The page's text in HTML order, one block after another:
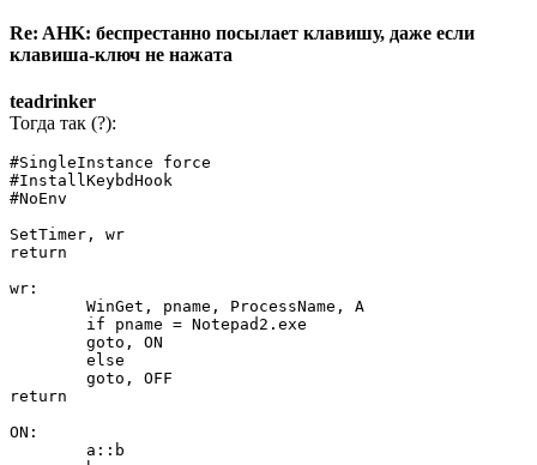
Re: AHK: беспрестанно посылает клавишу, даже если
клавиша-ключ не нажата
teadrinker
Тогда так (?):
#SingleInstance force
#InstallKeybdHook
#NoEnv
SetTimer, wr
return
wr:
return
ON: